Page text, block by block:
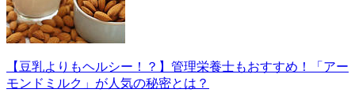
【豆乳よりもヘルシー！？】管理栄養士もおすすめ！「アー
モンドミルク」が人気の秘密とは？